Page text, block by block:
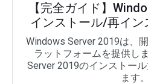
【完全ガイド】
インストール/再イ
Windows Server 2019は、
ラットフォームを提供し
Server 2019のインストー
ます。